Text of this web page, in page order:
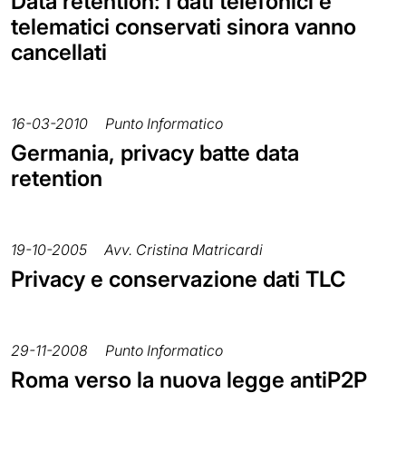
telematici conservati sinora vanno
cancellati
16-03-2010 Punto Informatico
Germania, privacy batte data
retention
19-10-2005 Avv. Cristina Matricardi
Privacy e conservazione dati TLC
29-11-2008 Punto Informatico
Roma verso la nuova legge antiP2P